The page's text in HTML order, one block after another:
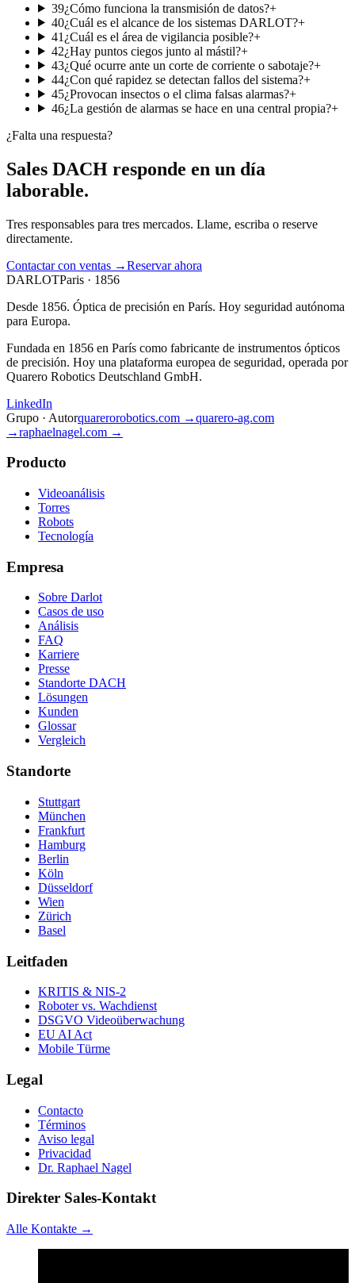
39¿Cómo funciona la transmisión de datos?+
40¿Cuál es el alcance de los sistemas DARLOT?+
41 ¿Cuál es el área de vigilancia posible?+
42¿Hay puntos ciegos junto al mástil?+
43¿Qué ocurre ante un corte de corriente o sabotaje?+
44¿Con qué rapidez se detectan fallos del sistema?+
45¿Provocan insectos o el clima falsas alarmas?+
46¿La gestión de alarmas se hace en una central propia?+
¿Falta una respuesta?
Sales DACH responde en un día
laborable.
Tres responsables para tres mercados. Llame, escriba o reserve
directamente.
Contactar con ventas →Reservar ahora
DARLOTParis · 1856
Desde 1856. Óptica de precisión en París. Hoy seguridad autónoma
para Europa.
Fundada en 1856 en París como fabricante de instrumentos ópticos
de precisión. Hoy una plataforma europea de seguridad, operada por
Quarero Robotics Deutschland GmbH.
LinkedIn
Grupo · Autorquarerorobotics.com →quarero-ag.com
→raphaelnagel.com →
Producto
Videoanálisis
Torres
Robots
Tecnología
Empresa
Sobre Darlot
Casos de uso
Análisis
FAQ
Karriere
Presse
Standorte DACH
Lösungen
Kunden
Glossar
Vergleich
Standorte
Stuttgart
München
Frankfurt
Hamburg
Berlin
Köln
Düsseldorf
Wien
Zürich
Basel
Leitfaden
KRITIS & NIS-2
Roboter vs. Wachdienst
DSGVO Videoüberwachung
EU AI Act
Mobile Türme
Legal
Contacto
Términos
Aviso legal
Privacidad
Dr. Raphael Nagel
Direkter Sales-Kontakt
Alle Kontakte →